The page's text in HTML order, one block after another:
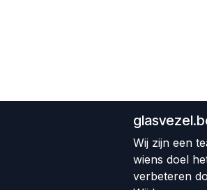
Wij zijn een
wiens doel
verbeteren